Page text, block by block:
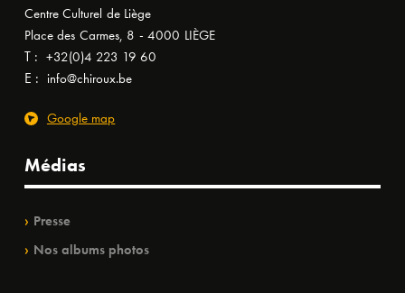
Centre Culturel de Liège
Place des Carmes, 8 - 4000 LIÈGE
T : +32(0)4 223 19 60
E : info@chiroux.be
Google map
Médias
Presse
Nos albums photos